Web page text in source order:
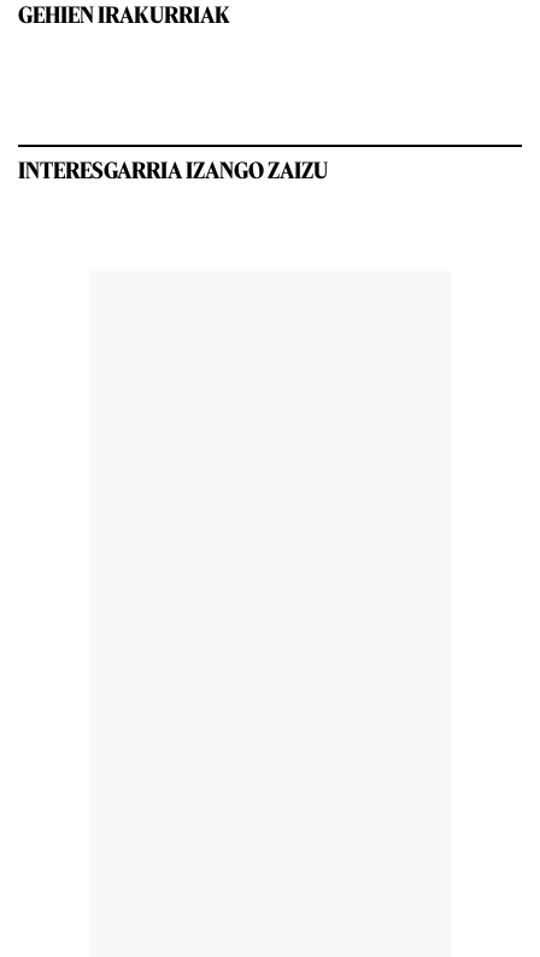
GEHIEN IRAKURRIAK
INTERESGARRIA IZANGO ZAIZU